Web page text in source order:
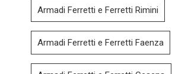
Armadi Ferretti e Ferretti Rimini
Armadi Ferretti e Ferretti Faenza